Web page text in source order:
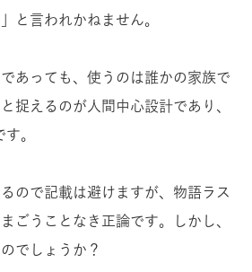
と言われかねません。
あっても、使うのは誰かの家族で
捉えるのが人間中心設計であり、
。
ので記載は避けますが、物語ラス
ごうことなき正論です。しかし、
でしょうか？